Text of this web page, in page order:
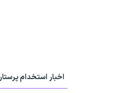
اخبار استخدام